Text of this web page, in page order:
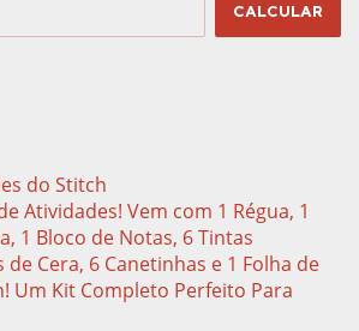
CALCULAR
do Stitch
Atividades! Vem com 1 Régua, 1
1 Bloco de Notas, 6 Tintas
de Cera, 6 Canetinhas e 1 Folha de
Um Kit Completo Perfeito Para